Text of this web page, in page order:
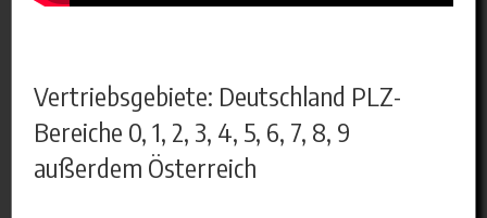
Vertriebsgebiete: Deutschland PLZ-
Bereiche 0, 1, 2, 3, 4, 5, 6, 7, 8, 9
außerdem Österreich